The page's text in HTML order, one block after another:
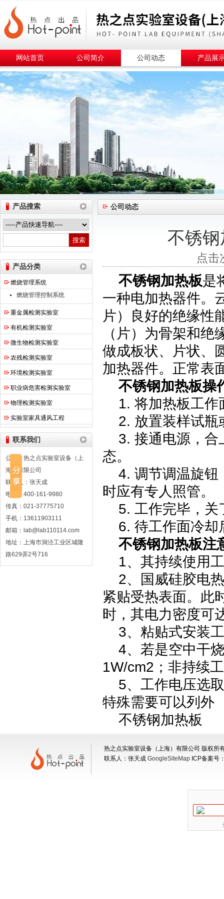
热之点实验室设备（上海）有限公司
网站首页 公司简介 公司动态 产品展
产品搜索
产品分类
燃烧管理系统
燃烧管理控制系统
重金属检测实验室
有机检测实验室
微生物检测实验室
农残检测实验室
环境检测实验室
职业病危害检测实验室
物理检测实验室
实验室家具通风工程
联系我们
公司：热之点实验室设备（上
海）有限公司
联系人：张天成
电话：400-161-9980
传真：021-37775710
手机：13611903111
邮箱：lab@lab110114.com
地址：上海市洞泾工业区城隆
路629弄2号716
公司动态
不锈
点击
不锈钢加热板是
一种电加热器件。
片）良好的绝缘性
（片）为骨架和
做成板状、片状、
加热器件。正常表
不锈钢加热板操
1. 将加热板工作
2. 放置装样试瓶
3. 接通电源，合
态。
4. 调节调温旋钮
时应有专人照管。
5. 工作完毕，关
6. 待工作面冷却
不锈钢加热板注
1、其持续使用
2、国威硅胶电
紧贴受热表面。此
时，其电力密度可
3、粘贴式安装
4、若是空中干
1W/cm2；非持续
5、工作电压选取
特殊需要可以列外
不锈钢加热板
热之点实验室设备（上海）有限公司 版权
联系人：张天成 GoogleSiteMap ICP备案号